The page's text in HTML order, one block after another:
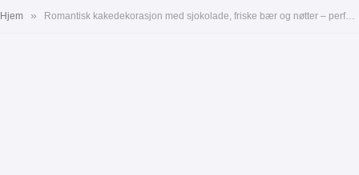
Hjem » Romantisk kakedekorasjon med sjokolade, friske bær og nøtter – perfekt for Valentinsdagen